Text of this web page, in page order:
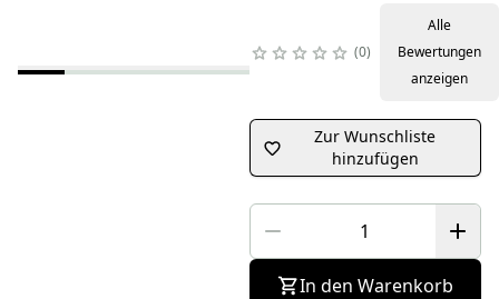
0
Alle
Bewertungen
anzeigen
Zur Wunschliste
hinzufügen
In den Warenkorb